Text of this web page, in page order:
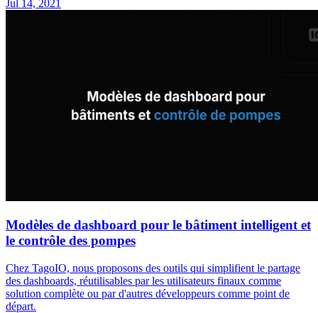
Jul 14, 2021
Modèles de dashboard pour le bâtiment intelligent et
le contrôle des pompes
Chez TagoIO, nous proposons des outils qui simplifient le partage
des dashboards, réutilisables par les utilisateurs finaux comme
solution complète ou par d'autres développeurs comme point de
départ.